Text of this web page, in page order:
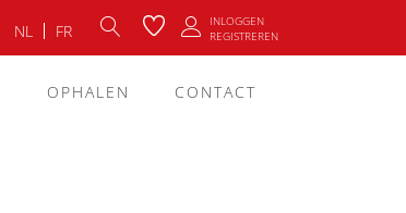
NL FR
INLOGGEN
REGISTREREN
OPHALEN CONTACT